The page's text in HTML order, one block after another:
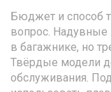
Бюджет и способ
вопрос.
в багажнике, но
Твёрдые модели
обслуживания.